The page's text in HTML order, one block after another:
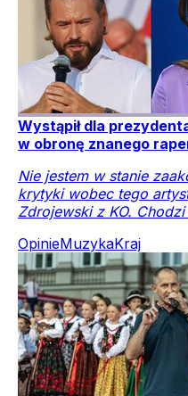
Wystąpił dla
w obronę znanego
Nie jestem w stanie
krytyki wobec tego
Zdrojewski z KO.
OpinieMuzykaKraj